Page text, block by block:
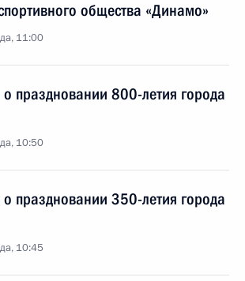
общества «Динамо»
11:00
праздновании 800-летия города
10:50
праздновании 350-летия города
10:45